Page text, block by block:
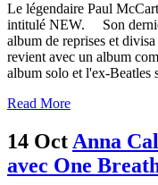
Le légendaire Paul
intitulé NEW. Son
album de reprises et
revient avec un album
album solo et l'ex-Beatles
Read More
14 OctAnna
avec One